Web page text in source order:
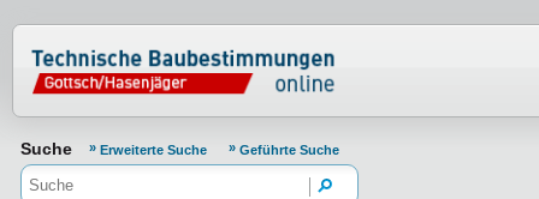
Normenportal Barrierefreiheit
Suche Erweiterte Suche Geführte Suche